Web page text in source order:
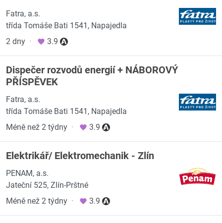
Fatra, a.s.
třída Tomáše Bati 1541, Napajedla
2 dny · 3.9
Dispečer rozvodů energií + NÁBOROVÝ
PŘÍSPĚVEK
Fatra, a.s.
třída Tomáše Bati 1541, Napajedla
Méně než 2 týdny · 3.9
Elektrikář/ Elektromechanik - Zlín
PENAM, a.s.
Jateční 525, Zlín-Prštné
Méně než 2 týdny · 3.9